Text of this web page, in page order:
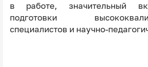
в работе, значительный
подготовки
специалистов и научно-